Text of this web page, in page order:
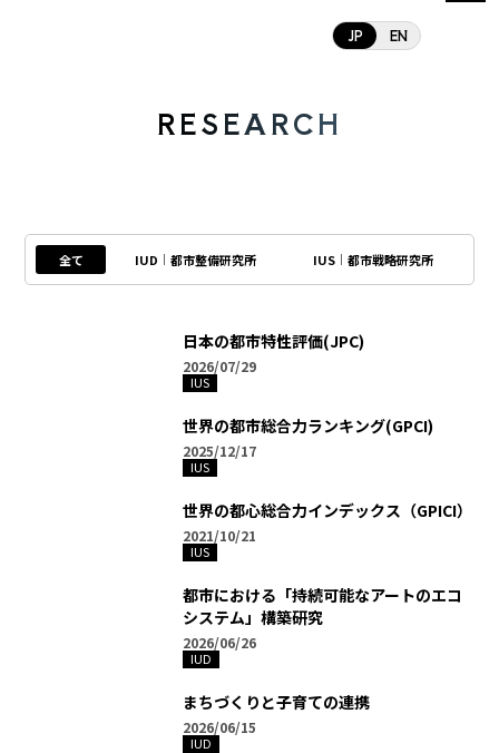
JP EN
RESEARCH
全て IUD 都市整備研究所 IUS 都市戦略研究所
日本の都市特性評価(JPC)
2026/07/29
IUS
世界の都市総合力ランキング(GPCI)
2025/12/17
IUS
世界の都心総合力インデックス（GPICI）
2021/10/21
IUS
都市における「持続可能なアートのエコ
システム」構築研究
2026/06/26
IUD
まちづくりと子育ての連携
2026/06/15
IUD